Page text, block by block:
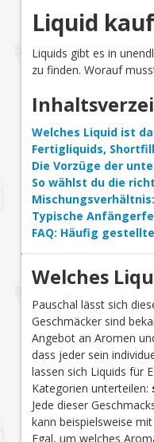
Liquid
Liquids gibt es in
zu finden. Worauf
Welches Liquid ist
Fertigliquids,
Die Vorzüge der
So wählst du die
Typische
FAQ: Häufig
Welches
Pauschal lässt sich
Geschmäcker sind
Angebot an Aromen
dass jeder sein
lassen sich Liquids für
Kategorien unterteilen:
Jede dieser
kann beispielsweise
Egal, um welches